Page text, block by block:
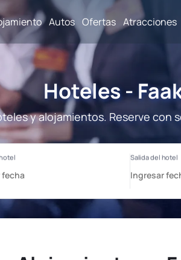
Autos Ofertas Atracciones
Hoteles -
y alojamientos. Reserve con